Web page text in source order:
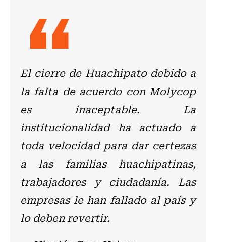
El cierre de Huachipato debido a
la falta de acuerdo con Molycop
es inaceptable. La
institucionalidad ha actuado a
toda velocidad para dar certezas
a las familias huachipatinas,
trabajadores y ciudadanía. Las
empresas le han fallado al país y
lo deben revertir.